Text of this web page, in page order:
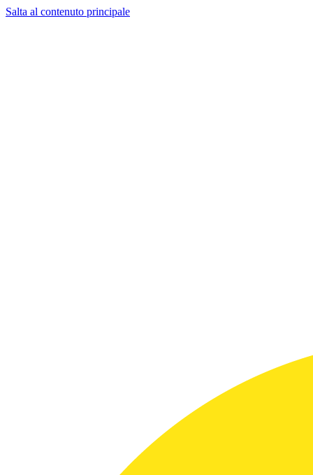
Salta al contenuto principale